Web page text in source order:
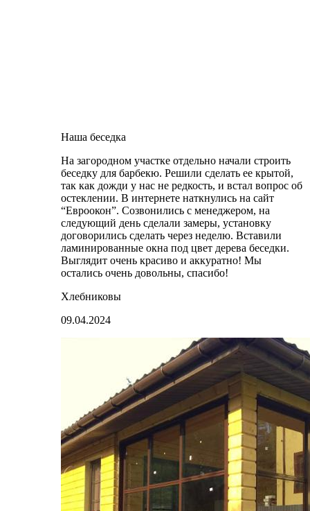
Наша беседка
На загородном участке отдельно начали строить
беседку для барбекю. Решили сделать ее крытой,
так как дожди у нас не редкость, и встал вопрос об
остеклении. В интернете наткнулись на сайт
“Евроокон”. Созвонились с менеджером, на
следующий день сделали замеры, установку
договорились сделать через неделю. Вставили
ламинированные окна под цвет дерева беседки.
Выглядит очень красиво и аккуратно! Мы
остались очень довольны, спасибо!
Хлебниковы
09.04.2024